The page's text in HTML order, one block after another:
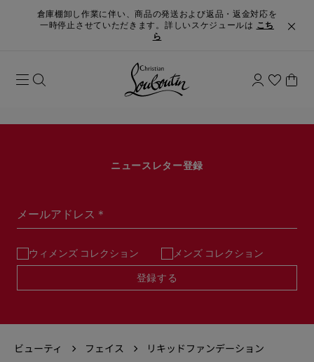
倉庫棚卸し作業に伴い、商品の発送および返品・返金対応を
一時停止させていただきます。詳しいスケジュールは こち
ら
ニュースレター登録
メールアドレス＊
ウィメンズ コレクション メンズ コレクション
登録する
ビューティ フェイス リキッドファンデーション